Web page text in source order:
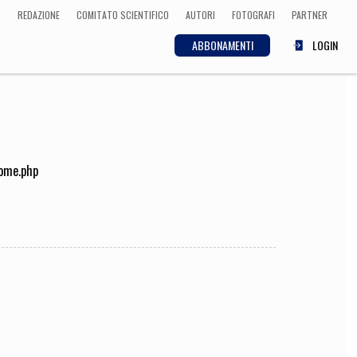
REDAZIONE COMITATO SCIENTIFICO AUTORI FOTOGRAFI PARTNER
ABBONAMENTI LOGIN
CULTURA